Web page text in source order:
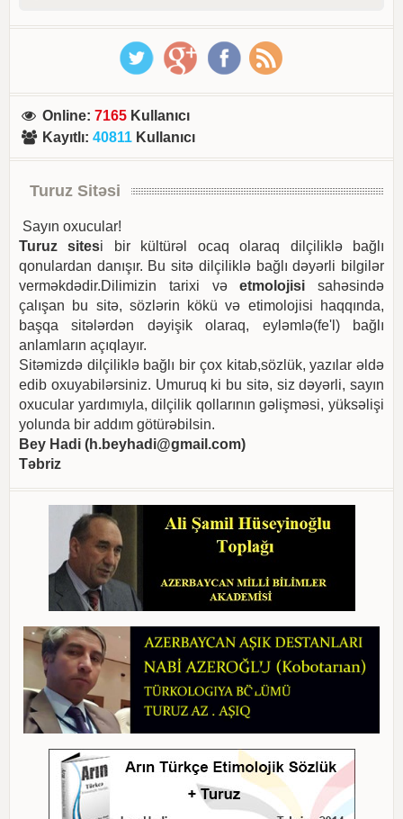
Online:7165 Kullanıcı
Kayıtlı:40811 Kullanıcı
Turuz Sitəsi
Sayın oxucular!
Turuz sitesi bir kültürəl ocaq olaraq dilçiliklə bağlı
qonulardan danışır. Bu sitə dilçiliklə bağlı dəyərli bilgilər
verməkdədir.Dilimizin tarixi vəetmolojisi sahəsində
çalışan bu sitə, sözlərin kökü və etimolojisi haqqında,
başqa sitələrdən dəyişik olaraq, eyləmlə(fe'l) bağlı
anlamların açıqlayır.
Sitəmizdə dilçiliklə bağlı bir çox kitab,sözlük, yazılar əldə
edib oxuyabilərsiniz. Umuruq ki bu sitə, siz dəyərli, sayın
oxucular yardımıyla, dilçilik qollarının gəlişməsi, yüksəlişi
yolunda bir addım götürəbilsin.
Bey Hadi (h.beyhadi@gmail.com)
Təbriz